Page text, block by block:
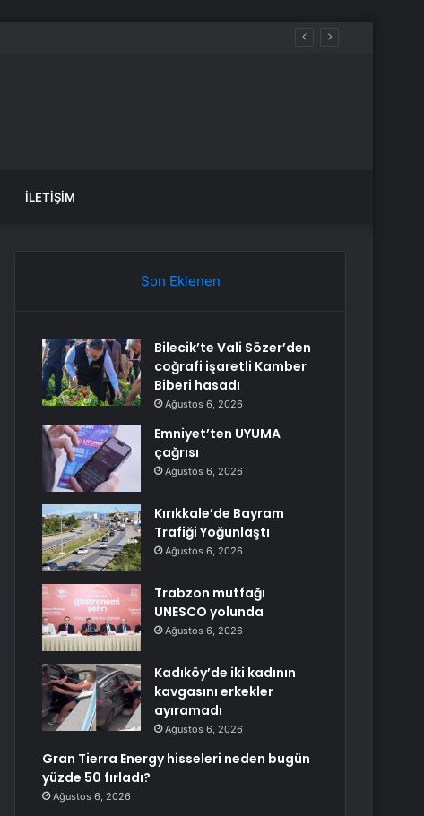
İLETIŞIM
Son Eklenen
Bilecik’te Vali Sözer’den
coğrafi işaretli Kamber
Biberi hasadı
Ağustos 6, 2026
Emniyet’ten UYUMA
çağrısı
Ağustos 6, 2026
Kırıkkale’de Bayram
Trafiği Yoğunlaştı
Ağustos 6, 2026
Trabzon mutfağı
UNESCO yolunda
Ağustos 6, 2026
Kadıköy’de iki kadının
kavgasını erkekler
ayıramadı
Ağustos 6, 2026
Gran Tierra Energy hisseleri neden bugün
yüzde 50 fırladı?
Ağustos 6, 2026